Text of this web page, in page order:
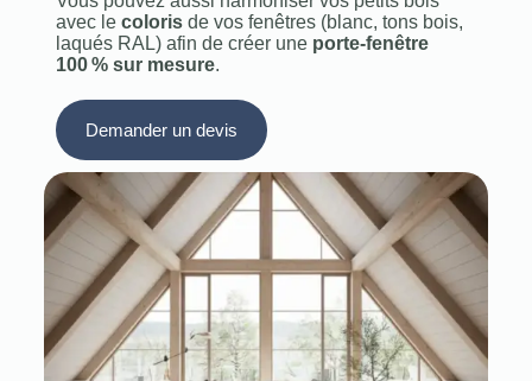
avec le colorisde vos fenêtres (blanc, tons bois,
laqués RAL) afin de créer une porte‑fenêtre
100 % sur mesure.
Demander un devis